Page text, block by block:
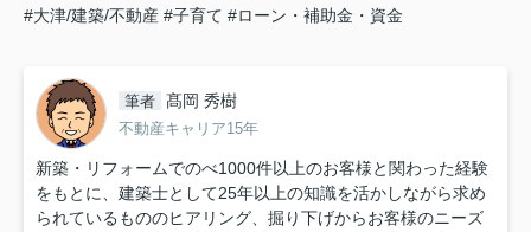
#大津/建築/不動産 #子育て #ローン・補助金・資金
筆者 髙岡 秀樹
不動産キャリア15年
新築・リフォームでのべ1000件以上のお客様と関わった経験
をもとに、建築士として25年以上の知識を活かしながら求め
られているもののヒアリング、掘り下げからお客様のニーズ